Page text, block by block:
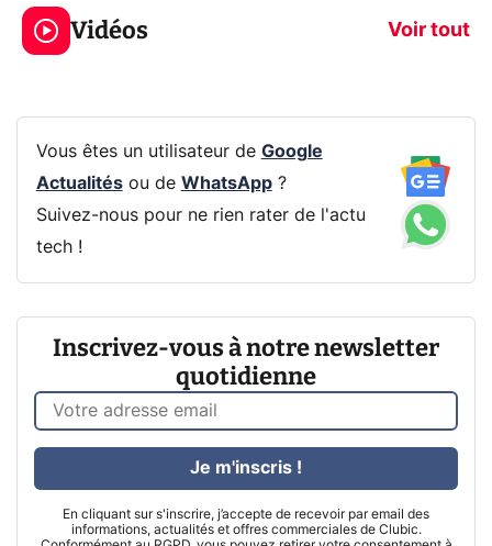
Vidéos Voir tout
CQ32G4ZA !
prochaine
Vous êtes un utilisateur de Google
Actualitésou de WhatsApp?
Suivez-nous pour ne rien rater de l'actu
tech !
Inscrivez-vous à notre newsletter
quotidienne
En cliquant sur s'inscrire, j’accepte de recevoir par email des
informations, actualités et offres commerciales de Clubic.
Je m'inscris !